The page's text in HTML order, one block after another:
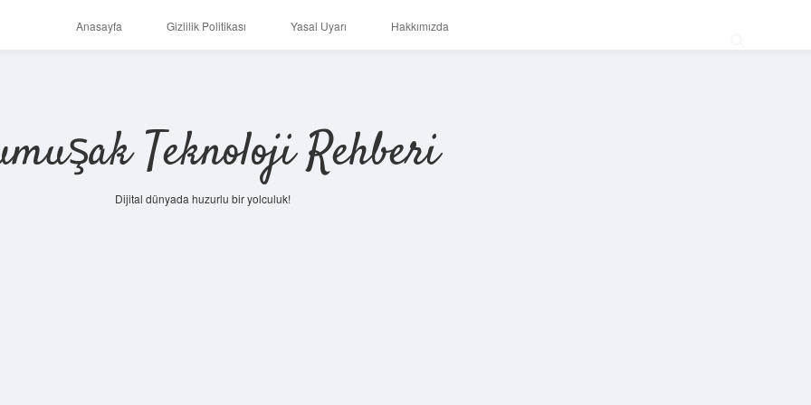
Anasayfa Gizlilik Politikası Yasal Uyarı Hakkımızda
Teknoloji Rehberi
Dijital dünyada huzurlu bir yolculuk!